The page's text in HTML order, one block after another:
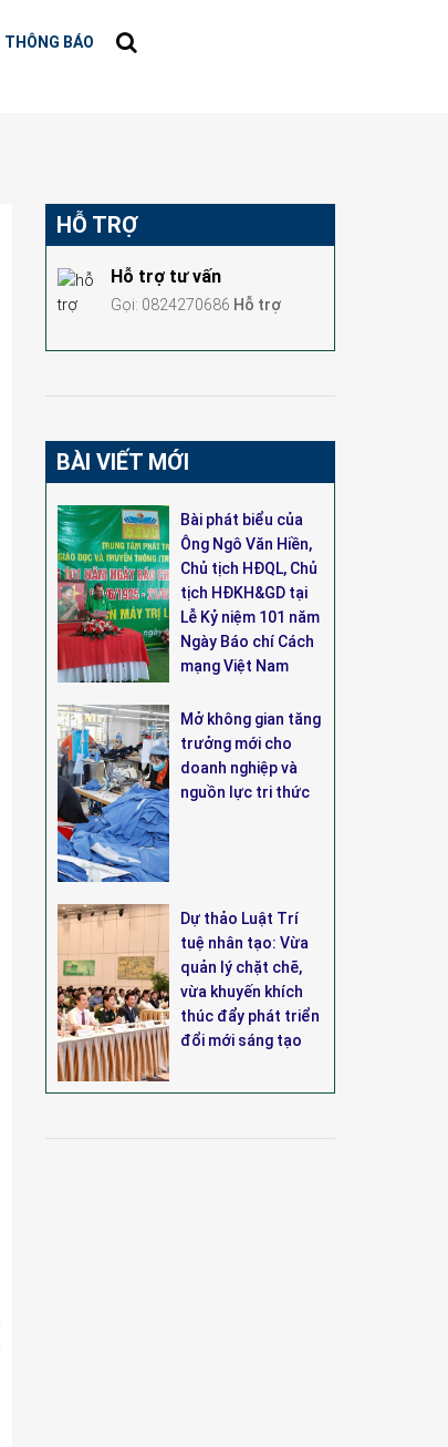
THÔNG BÁO
HỖ TRỢ
Hỗ trợ tư vấn
Gọi: 0824270686 Hỗ trợ
BÀI VIẾT MỚI
Bài phát biểu của
Ông Ngô Văn Hiền,
Chủ tịch HĐQL, Chủ
tịch HĐKH&GD tại
Lễ Kỷ niệm 101 năm
Ngày Báo chí Cách
mạng Việt Nam
Mở không gian tăng
trưởng mới cho
doanh nghiệp và
nguồn lực tri thức
Dự thảo Luật Trí
tuệ nhân tạo: Vừa
quản lý chặt chẽ,
vừa khuyến khích
thúc đẩy phát triển
đổi mới sáng tạo